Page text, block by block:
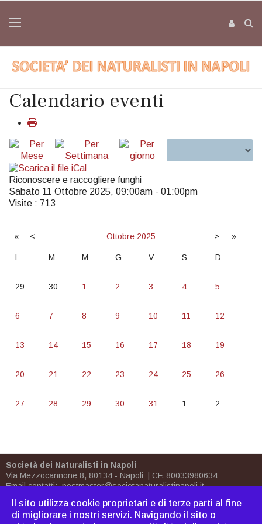
Calendario eventi
Riconoscere e raccogliere funghi
Sabato 11 Ottobre 2025, 09:00am - 01:00pm
Visite : 713
« < Ottobre 2025 > »
L M M G V S D
29 30 1 2 3 4 5
6 7 8 9 10 11 12
13 14 15 16 17 18 19
20 21 22 23 24 25 26
27 28 29 30 31 1 2
Società dei Naturalisti in Napoli
Via Mezzocannone 8, 80134 - Napoli | CF. 80033980634
Email contatti:postmaster@societanaturalistinapoli.it
PEC
postmaster@pec.societanaturalistinapoli.it
Il sito utilizza cookie proprietari e di terze parti al fine
di migliorare i nostri servizi. Navigando il sito o